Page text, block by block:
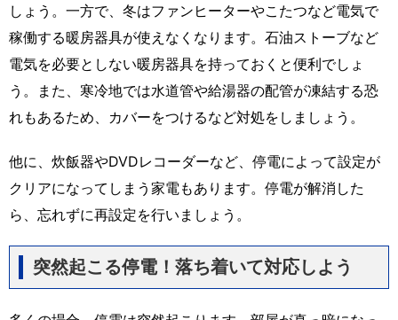
しょう。一方で、冬はファンヒーターやこたつなど電気で
稼働する暖房器具が使えなくなります。石油ストーブなど
電気を必要としない暖房器具を持っておくと便利でしょ
う。また、寒冷地では水道管や給湯器の配管が凍結する恐
れもあるため、カバーをつけるなど対処をしましょう。
他に、炊飯器やDVDレコーダーなど、停電によって設定が
クリアになってしまう家電もあります。停電が解消した
ら、忘れずに再設定を行いましょう。
突然起こる停電！落ち着いて対応しよう